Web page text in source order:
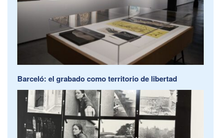
Barceló: el grabado como territorio de libertad